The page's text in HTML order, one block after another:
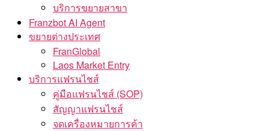
บริการขยายสาขา
Franzbot AI Agent
ขยายต่างประเทศ
FranGlobal
Laos Market Entry
บริการแฟรนไชส์
คู่มือแฟรนไชส์ (SOP)
สัญญาแฟรนไชส์
จดเครื่องหมายการค้า